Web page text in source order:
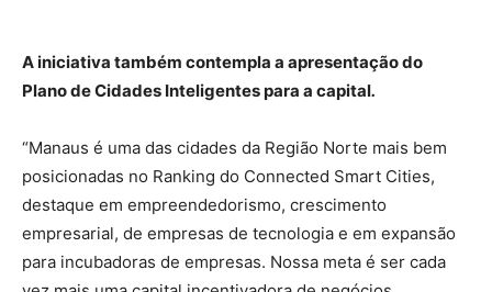
A iniciativa também contempla a apresentação do
Plano de Cidades Inteligentes para a capital.
“Manaus é uma das cidades da Região Norte mais bem
posicionadas no Ranking do Connected Smart Cities,
destaque em empreendedorismo, crescimento
empresarial, de empresas de tecnologia e em expansão
para incubadoras de empresas. Nossa meta é ser cada